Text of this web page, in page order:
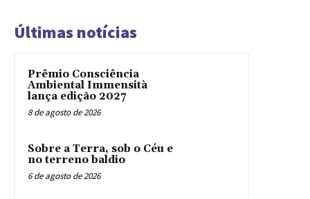
Últimas notícias
Prêmio Consciência
Ambiental Immensità
lança edição 2027
8 de agosto de 2026
Sobre a Terra, sob o Céu e
no terreno baldio
6 de agosto de 2026